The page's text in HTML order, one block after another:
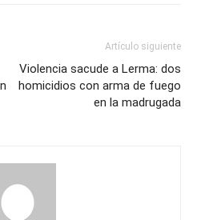
Artículo siguiente
Violencia sacude a Lerma: dos
homicidios con arma de fuego
en la madrugada